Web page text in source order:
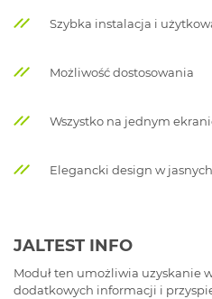
Szybka instalacja i
Możliwość dostosowania
Wszystko na jednym
Elegancki design w
JALTEST INFO
Moduł ten umożliwia uzyskanie
dodatkowych informacji i